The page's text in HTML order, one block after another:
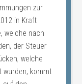
zur
in Kraft
welche nach
der Steuer
welche
wurden, kommt